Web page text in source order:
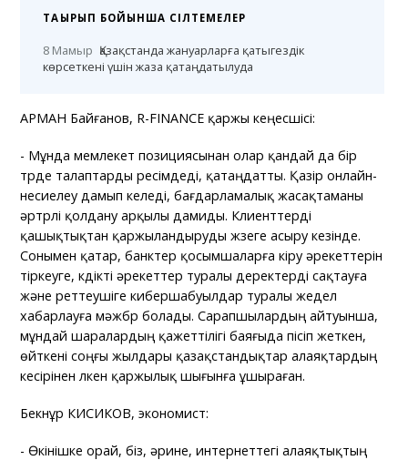
ТАҚЫРЫП БОЙЫНША СІЛТЕМЕЛЕР
8 Мамыр Қазақстанда жануарларға қатыгездік
көрсеткені үшін жаза қатаңдатылуда
АРМАН Байғанов, R-FINANCЕ қаржы кеңесшісі:
- Мұнда мемлекет позициясынан олар қандай да бір
түрде талаптарды ресімдеді, қатаңдатты. Қазір онлайн-
несиелеу дамып келеді, бағдарламалық жасақтаманы
әртүрлі қолдану арқылы дамиды. Клиенттерді
қашықтықтан қаржыландыруды жүзеге асыру кезінде.
Сонымен қатар, банктер қосымшаларға кіру әрекеттерін
тіркеуге, күдікті әрекеттер туралы деректерді сақтауға
және реттеушіге кибершабуылдар туралы жедел
хабарлауға мәжбүр болады. Сарапшылардың айтуынша,
мұндай шаралардың қажеттілігі баяғыда пісіп жеткен,
өйткені соңғы жылдары қазақстандықтар алаяқтардың
кесірінен үлкен қаржылық шығынға ұшыраған.
Бекнұр КИСИКОВ, экономист:
- Өкінішке орай, біз, әрине, интернеттегі алаяқтықтың